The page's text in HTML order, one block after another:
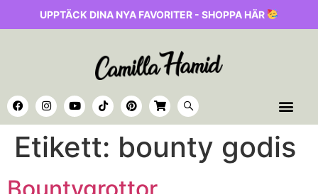
UPPTÄCK DINA NYA FAVORITER - SHOPPA HÄR
Etikett: bounty godis